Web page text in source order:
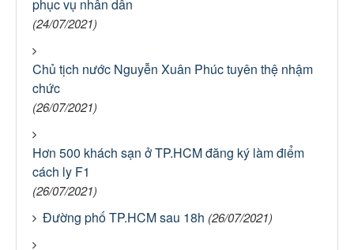
phục vụ nhân dân
(24/07/2021)
Chủ tịch nước Nguyễn Xuân Phúc tuyên thệ nhậm
chức
(26/07/2021)
Hơn 500 khách sạn ở TP.HCM đăng ký làm điểm
cách ly F1
(26/07/2021)
Đường phố TP.HCM sau 18h (26/07/2021)